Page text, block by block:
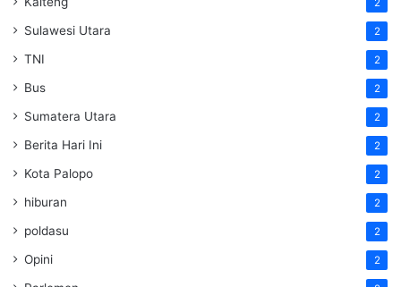
2
Sulawesi Utara 2
TNI 2
Bus 2
Sumatera Utara 2
Berita Hari Ini 2
Kota Palopo 2
hiburan 2
poldasu 2
Opini 2